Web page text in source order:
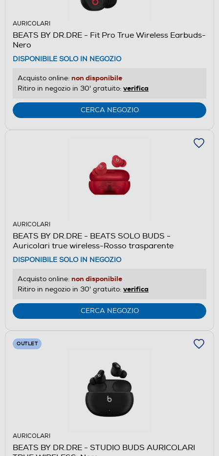
AURICOLARI
BEATS BY DR.DRE - Fit Pro True Wireless Earbuds-
Nero
DISPONIBILE SOLO IN NEGOZIO
Acquisto online: non disponibile
Ritiro in negozio in 30' gratuito: verifica
CERCA NEGOZIO
AURICOLARI
BEATS BY DR.DRE - BEATS SOLO BUDS -
Auricolari true wireless-Rosso trasparente
DISPONIBILE SOLO IN NEGOZIO
Acquisto online: non disponibile
Ritiro in negozio in 30' gratuito: verifica
CERCA NEGOZIO
OUTLET
AURICOLARI
BEATS BY DR.DRE - STUDIO BUDS AURICOLARI